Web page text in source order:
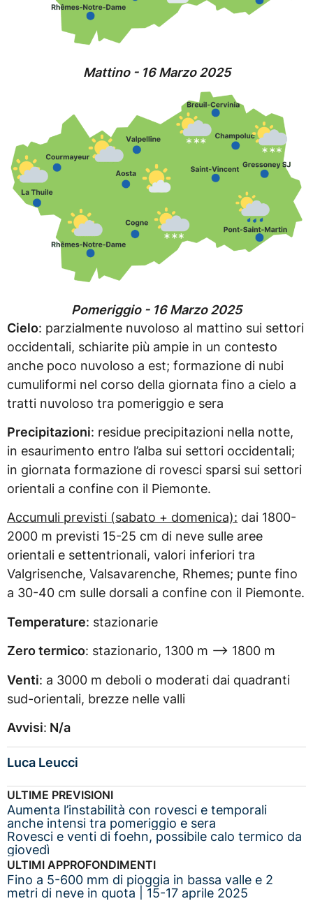
Mattino - 16 Marzo 2025
Pomeriggio - 16 Marzo 2025
Cielo: parzialmente nuvoloso al mattino sui settori
occidentali, schiarite più ampie in un contesto
anche poco nuvoloso a est; formazione di nubi
cumuliformi nel corso della giornata fino a cielo a
tratti nuvoloso tra pomeriggio e sera
Precipitazioni: residue precipitazioni nella notte,
in esaurimento entro l’alba sui settori occidentali;
in giornata formazione di rovesci sparsi sui settori
orientali a confine con il Piemonte.
Accumuli previsti (sabato + domenica): dai 1800-
2000 m previsti 15-25 cm di neve sulle aree
orientali e settentrionali, valori inferiori tra
Valgrisenche, Valsavarenche, Rhemes; punte fino
a 30-40 cm sulle dorsali a confine con il Piemonte.
Temperature: stazionarie
Zero termico: stazionario, 1300 m –> 1800 m
Venti: a 3000 m deboli o moderati dai quadranti
sud-orientali, brezze nelle valli
Avvisi: N/a
Luca Leucci
ULTIME PREVISIONI
Aumenta l’instabilità con rovesci e temporali
anche intensi tra pomeriggio e sera
Rovesci e venti di foehn, possibile calo termico da
giovedì
ULTIMI APPROFONDIMENTI
Fino a 5-600 mm di pioggia in bassa valle e 2
metri di neve in quota | 15-17 aprile 2025